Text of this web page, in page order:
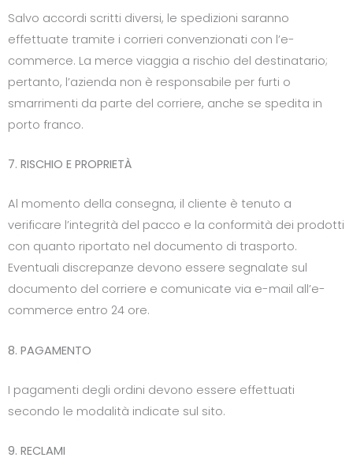
Salvo accordi scritti diversi, le spedizioni saranno
effettuate tramite i corrieri convenzionati con l’e-
commerce. La merce viaggia a rischio del destinatario;
pertanto, l’azienda non è responsabile per furti o
smarrimenti da parte del corriere, anche se spedita in
porto franco.
7. RISCHIO E PROPRIETÀ
Al momento della consegna, il cliente è tenuto a
verificare l’integrità del pacco e la conformità dei prodotti
con quanto riportato nel documento di trasporto.
Eventuali discrepanze devono essere segnalate sul
documento del corriere e comunicate via e-mail all’e-
commerce entro 24 ore.
8. PAGAMENTO
I pagamenti degli ordini devono essere effettuati
secondo le modalità indicate sul sito.
9. RECLAMI